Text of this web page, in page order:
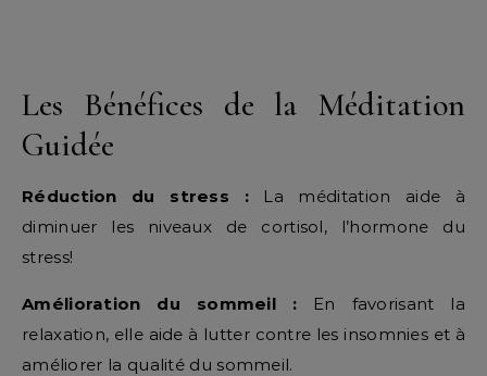
Les Bénéfices de la Méditation
Guidée
Réduction du stress :La méditation aide à
diminuer les niveaux de cortisol, l’hormone du
stress!
Amélioration du sommeil : En favorisant la
relaxation, elle aide à lutter contre les insomnies et à
améliorer la qualité du sommeil.